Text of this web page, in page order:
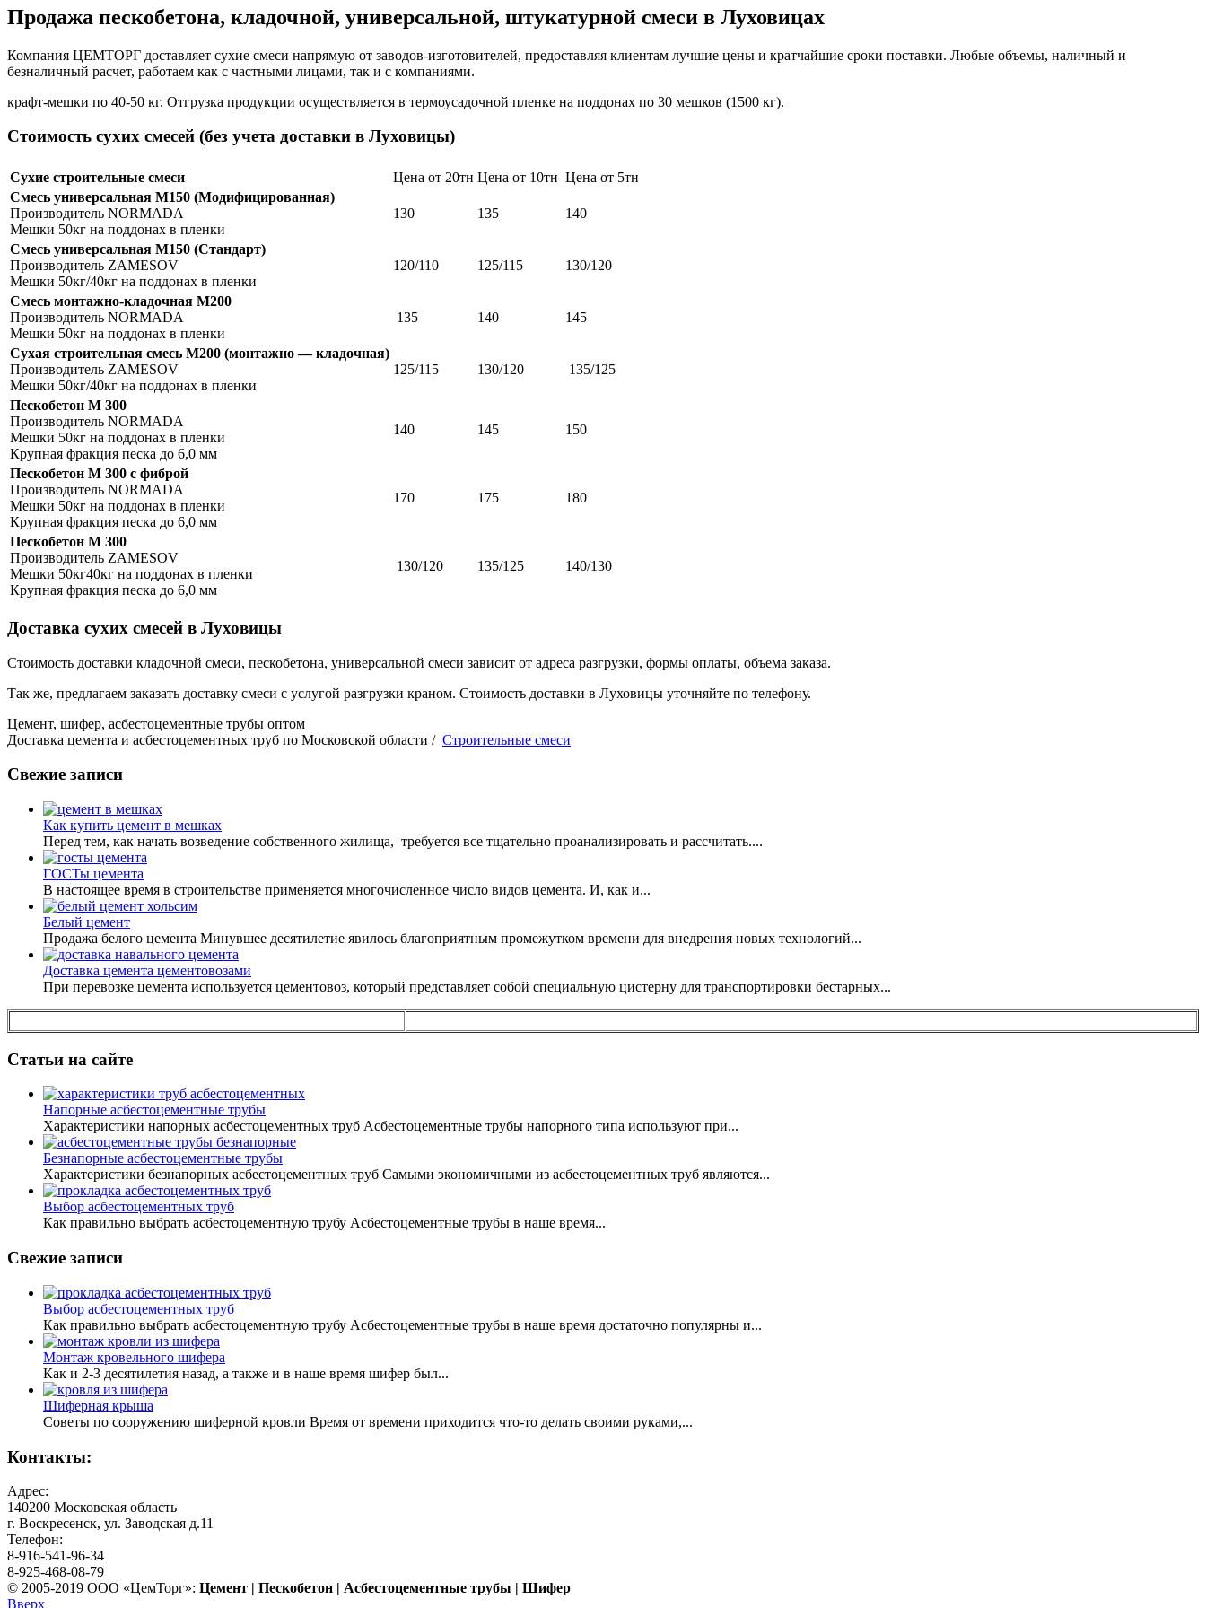
Продажа пескобетона, кладочной, универсальной, штукатурной смеси в Луховицах
Компания ЦЕМТОРГ доставляет сухие смеси напрямую от заводов-изготовителей, предоставляя клиентам лучшие цены и кратчайшие сроки поставки. Любые объемы, наличный и
безналичный расчет, работаем как с частными лицами, так и с компаниями.
крафт-мешки по 40-50 кг. Отгрузка продукции осуществляется в термоусадочной пленке на поддонах по 30 мешков (1500 кг).
Стоимость сухих смесей (без учета доставки в Луховицы)
Сухие строительные смеси Цена от 20тн Цена от 10тн Цена от 5тн
Смесь универсальная М150 (Модифицированная)
Производитель NORMADA
Мешки 50кг на поддонах в пленки
130 135 140
Смесь универсальная М150 (Стандарт)
Производитель ZAMESOV
Мешки 50кг/40кг на поддонах в пленки
120/110 125/115 130/120
Смесь монтажно-кладочная М200
Производитель NORMADA
Мешки 50кг на поддонах в пленки
135 140 145
Сухая строительная смесь М200 (монтажно — кладочная)
Производитель ZAMESOV
Мешки 50кг/40кг на поддонах в пленки
125/115 130/120 135/125
Пескобетон М 300
Производитель NORMADA
Мешки 50кг на поддонах в пленки
Крупная фракция песка до 6,0 мм
140 145 150
Пескобетон М 300 c фиброй
Производитель NORMADA
Мешки 50кг на поддонах в пленки
Крупная фракция песка до 6,0 мм
170 175 180
Пескобетон М 300
Производитель ZAMESOV
Мешки 50кг40кг на поддонах в пленки
Крупная фракция песка до 6,0 мм
130/120 135/125 140/130
Доставка сухих смесей в Луховицы
Стоимость доставки кладочной смеси, пескобетона, универсальной смеси зависит от адреса разгрузки, формы оплаты, объема заказа.
Так же, предлагаем заказать доставку смеси с услугой разгрузки краном. Стоимость доставки в Луховицы уточняйте по телефону.
Цемент, шифер, асбестоцементные трубы оптом
Доставка цемента и асбестоцементных труб по Московской области / Строительные смеси
Свежие записи
Как купить цемент в мешках
Перед тем, как начать возведение собственного жилища, требуется все тщательно проанализировать и рассчитать....
ГОСТы цемента
В настоящее время в строительстве применяется многочисленное число видов цемента. И, как и...
Белый цемент
Продажа белого цемента Минувшее десятилетие явилось благоприятным промежутком времени для внедрения новых технологий...
Доставка цемента цементовозами
При перевозке цемента используется цементовоз, который представляет собой специальную цистерну для транспортировки бестарных...
Статьи на сайте
Напорные асбестоцементные трубы
Характеристики напорных асбестоцементных труб Асбестоцементные трубы напорного типа используют при...
Безнапорные асбестоцементные трубы
Характеристики безнапорных асбестоцементных труб Самыми экономичными из асбестоцементных труб являются...
Выбор асбестоцементных труб
Как правильно выбрать асбестоцементную трубу Асбестоцементные трубы в наше время...
Свежие записи
Выбор асбестоцементных труб
Как правильно выбрать асбестоцементную трубу Асбестоцементные трубы в наше время достаточно популярны и...
Монтаж кровельного шифера
Как и 2-3 десятилетия назад, а также и в наше время шифер был...
Шиферная крыша
Советы по сооружению шиферной кровли Время от времени приходится что-то делать своими руками,...
Контакты:
Адрес:
140200 Московская область
г. Воскресенск, ул. Заводская д.11
Телефон:
8-916-541-96-34
8-925-468-08-79
© 2005-2019 ООО «ЦемТорг»: Цемент | Пескобетон | Асбестоцементные трубы | Шифер
Вверх